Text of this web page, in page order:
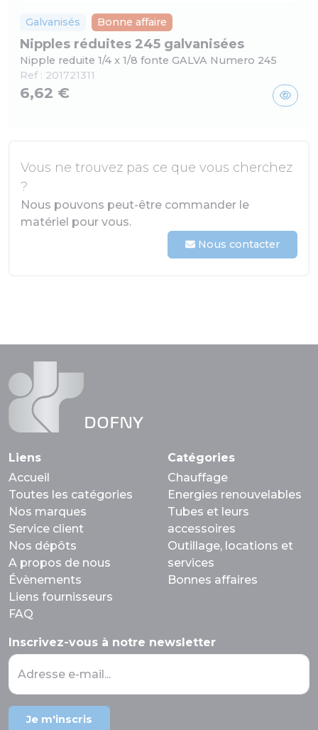
Galvanisés Bonne affaire
Nipples réduites 245 galvanisées
Nipple reduite 1/4 x 1/8 fonte GALVA Numero 245
Ref : 201721311
6,62 €
Vous ne trouvez pas ce que vous cherchez
?
Nous pouvons peut-être commander le
matériel pour vous.
Nous contacter
DOFNY
Liens
Accueil
Toutes les catégories
Nos marques
Service client
Nos dépôts
A propos de nous
Évènements
Liens fournisseurs
FAQ
Catégories
Chauffage
Energies renouvelables
Tubes et leurs
accessoires
Outillage, locations et
services
Bonnes affaires
Inscrivez-vous à notre newsletter
Adresse e-mail...
Je m'inscris